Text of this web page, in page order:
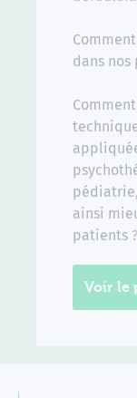
dans nos
ainsi
patients ?
Voir le